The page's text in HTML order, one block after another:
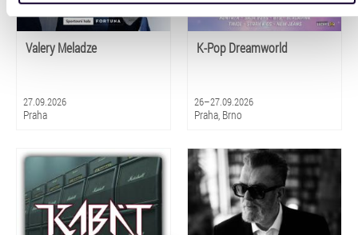
Valery Meladze
27.09.2026
Praha
K-Pop Dreamworld
26–27.09.2026
Praha, Brno